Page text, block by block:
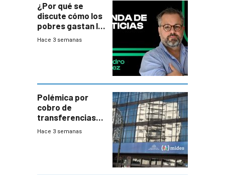
¿Por qué se
discute cómo los
pobres gastan la
plata?
Hace 3 semanas
Polémica por
cobro de
transferencias
del Mides en
Hace 3 semanas